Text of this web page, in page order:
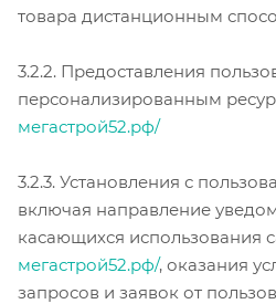
товара дистанционным
3.2.2. Предоставления
персонализированным
мегастрой52.рф/
3.2.3. Установления с
включая направление
касающихся использования
мегастрой52.рф/, оказания
запросов и заявок от